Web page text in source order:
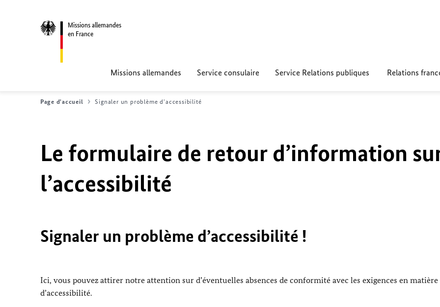
Missions allemandes
en France
Missions allemandes Service consulaire Service Relations publiques Relations
Page d'accueil Signaler un problème d'accessibilité
Le formulaire de retour d’information
l’accessibilité
Signaler un problème d’accessibilité !
Ici, vous pouvez attirer notre attention sur d’éventuelles absences de conformité avec les exigences en matière
d’accessibilité.